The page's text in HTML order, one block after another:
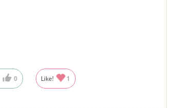
0 Like! 1